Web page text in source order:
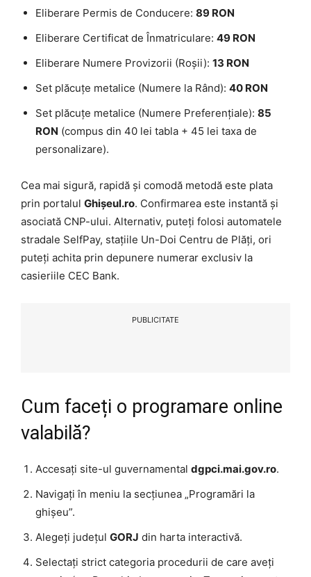
Eliberare Permis de Conducere: 89 RON
Eliberare Certificat de Înmatriculare: 49 RON
Eliberare Numere Provizorii (Roșii): 13 RON
Set plăcuțe metalice (Numere la Rând): 40 RON
Set plăcuțe metalice (Numere Preferențiale): 85
RON (compus din 40 lei tabla + 45 lei taxa de
personalizare).
Cea mai sigură, rapidă și comodă metodă este plata
prin portalul Ghișeul.ro. Confirmarea este instantă și
asociată CNP-ului. Alternativ, puteți folosi automatele
stradale SelfPay, stațiile Un-Doi Centru de Plăți, ori
puteți achita prin depunere numerar exclusiv la
casieriile CEC Bank.
PUBLICITATE
Cum faceți o programare online
valabilă?
Accesați site-ul guvernamental dgpci.mai.gov.ro.
Navigați în meniu la secțiunea „Programări la
ghișeu”.
Alegeți județul GORJ din harta interactivă.
Selectați strict categoria procedurii de care aveți